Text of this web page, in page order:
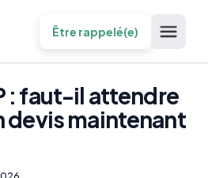
Être rappelé(e)
: faut-il attendre
devis maintenant